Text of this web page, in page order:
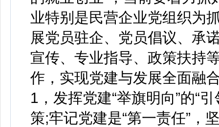
业特别是民营企业党组织为
展党员驻企、党员倡议、承
宣传、专业指导、政策扶持
作，实现党建与发展全面融
1，发挥党建“举旗明向”的“
策;牢记党建是“第一责任”，